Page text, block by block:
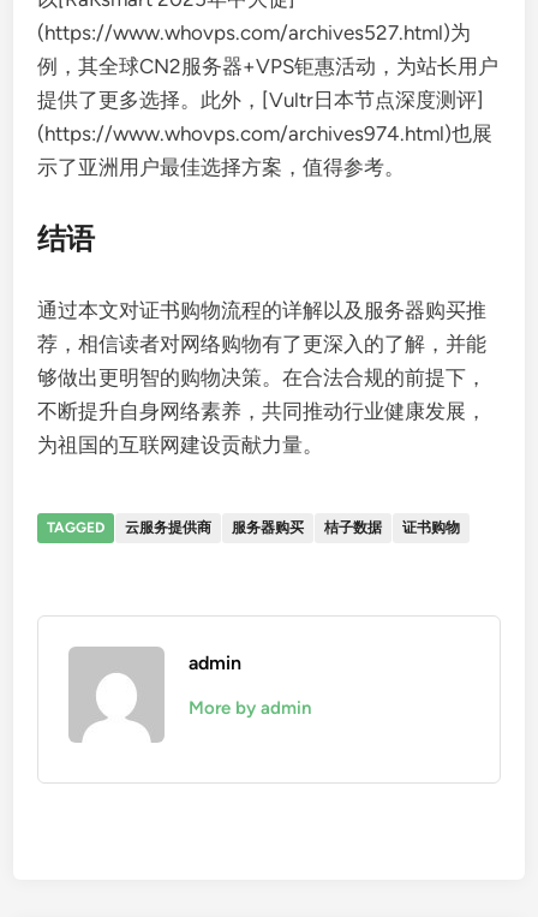
(https://www.whovps.com/archives527.html)为
例，其全球CN2服务器+VPS钜惠活动，为站长用户
提供了更多选择。此外，[Vultr日本节点深度测评]
(https://www.whovps.com/archives974.html)也展
示了亚洲用户最佳选择方案，值得参考。
结语
通过本文对证书购物流程的详解以及服务器购买推
荐，相信读者对网络购物有了更深入的了解，并能
够做出更明智的购物决策。在合法合规的前提下，
不断提升自身网络素养，共同推动行业健康发展，
为祖国的互联网建设贡献力量。
TAGGED 云服务提供商 服务器购买 桔子数据 证书购物
admin
More by admin